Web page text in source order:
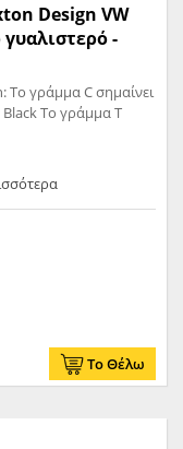
Design VW
γυαλιστερό -
Το γράμμα C σημαίνει
Το γράμμα T
Το Θέλω